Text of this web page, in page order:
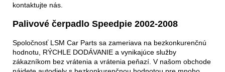
kontaktujte nás.
Palivové čerpadlo Speedpie 2002-2008
Spoločnosť LSM Car Parts sa zameriava na bezkonkurenčnú
hodnotu, RÝCHLE DODÁVANIE a vynikajúce služby
zákazníkom bez vrátenia a vrátenia peňazí. V našom obchode